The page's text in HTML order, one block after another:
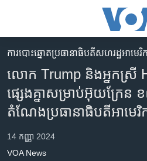
រំលង​
និង​
ចូល​
ទំព័រ​
ព័ត៌មាន​​
អន្តរជាតិ
អាមេរិក
ការបោះឆ្នោតប្រធានាធិបតីសហរដ្ឋអាមេ
លោក Trump និង​អ្នកស្រី
ផ្សេងគ្នា​សម្រាប់អ៊ុយក្រែ
តំណែងប្រធានាធិបតី​​អាមេរិ
14 កញ្ញា 2024
VOA News